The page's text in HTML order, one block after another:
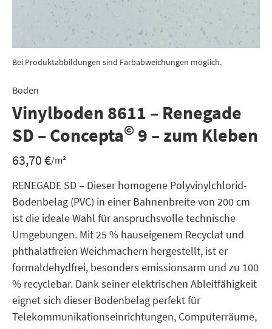
Bei Produktabbildungen sind Farbabweichungen möglich.
Boden
Vinylboden 8611 – Renegade
SD – Concepta© 9 – zum Kleben
63,70€/m²
RENEGADE SD – Dieser homogene Polyvinylchlorid-
Bodenbelag (PVC) in einer Bahnenbreite von 200 cm
ist die ideale Wahl für anspruchsvolle technische
Umgebungen. Mit 25 % hauseigenem Recyclat und
phthalatfreien Weichmachern hergestellt, ist er
formaldehydfrei, besonders emissionsarm und zu 100
% recyclebar. Dank seiner elektrischen Ableitfähigkeit
eignet sich dieser Bodenbelag perfekt für
Telekommunikationseinrichtungen, Computerräume,